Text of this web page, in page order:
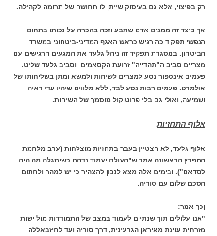
רק בפיצוי, אלא גם בעיסוק שייתן לו תחושה של תרומה לקהילה.
אך כיצד זה ממנים אדם שתבע וזכה בהכרה על נכותו בתחום
הנפשי תפקיד כה רגיש כראש האגף המדיני-ביטחוני במשרד
הביטחון. במסגרת תפקיד זה ניהל גלעד את המגעים הרגישים עם
מצריים סביב ה"תהדייה" זרועת הקסאמים וסביב גלעד שליט.
פעמים אינספור נסע למצרים לשיחות ולמשא ומתן בשליחותו של
אולמרט. פעמים רבות נסע לבד, ללא מלווים שיהיו עדי ראיה
ושמיעה, ואולי גם בלי פרוטוקול מוסמך של השיחות.
אלוף התחזיות
אלוף גלעד, לא הצטיין בעבר בתחזיות מוצלחות (ערב מלחמת
המפרץ הראשונה אמר ש"העולם יעמוד נדהם כשיתגלה מה היה
לסדאם"). ובימים אלה מצא לנכון להצהיר כי יש למהר ולחתום
הסכם שלום עם סוריה.
ןכך אמר:
"אנו עלולים תוך שנתיים לעמוד במצב של התמודדות מול ישות
מזרחית עוינת מאיראן הגרעינית, דרך סוריה ועד לחיזבאללה